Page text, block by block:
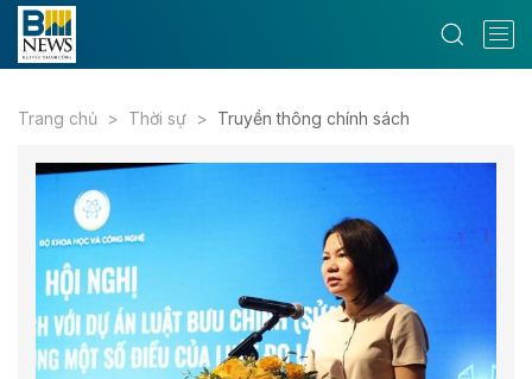
Trang chủ Thời sự Truyền thông chính sách